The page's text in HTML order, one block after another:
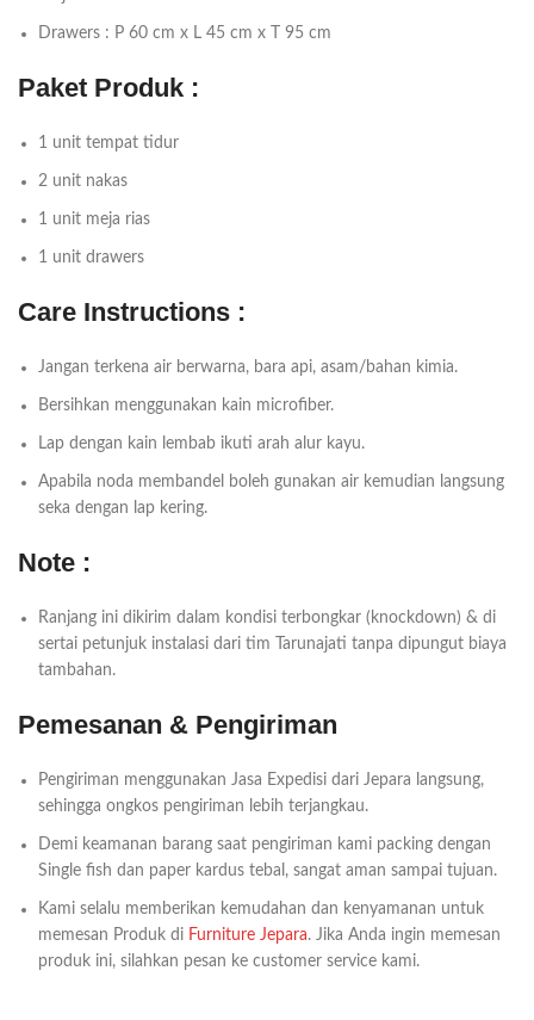
Drawers : P 60 cm x L 45 cm x T 95 cm
Paket Produk :
1 unit tempat tidur
2 unit nakas
1 unit meja rias
1 unit drawers
Care Instructions :
Jangan terkena air berwarna, bara api, asam/bahan kimia.
Bersihkan menggunakan kain microfiber.
Lap dengan kain lembab ikuti arah alur kayu.
Apabila noda membandel boleh gunakan air kemudian langsung
seka dengan lap kering.
Note :
Ranjang ini dikirim dalam kondisi terbongkar (knockdown) & di
sertai petunjuk instalasi dari tim Tarunajati tanpa dipungut biaya
tambahan.
Pemesanan & Pengiriman
Pengiriman menggunakan Jasa Expedisi dari Jepara langsung,
sehingga ongkos pengiriman lebih terjangkau.
Demi keamanan barang saat pengiriman kami packing dengan
Single fish dan paper kardus tebal, sangat aman sampai tujuan.
Kami selalu memberikan kemudahan dan kenyamanan untuk
memesan Produk di Furniture Jepara. Jika Anda ingin memesan
produk ini, silahkan pesan ke customer service kami.